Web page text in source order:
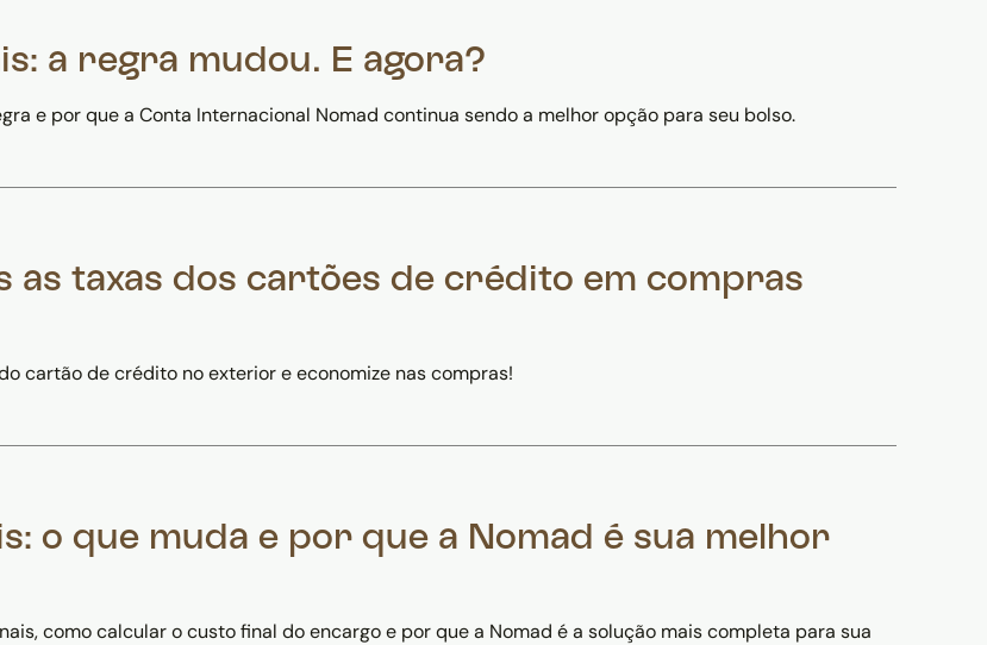
a regra mudou. E agora?
e por que a Conta Internacional Nomad continua sendo a melhor opção para seu bolso.
as taxas dos cartões de crédito em compras
cartão de crédito no exterior e economize nas compras!
o que muda e por que a Nomad é sua melhor
como calcular o custo final do encargo e por que a Nomad é a solução mais completa para sua